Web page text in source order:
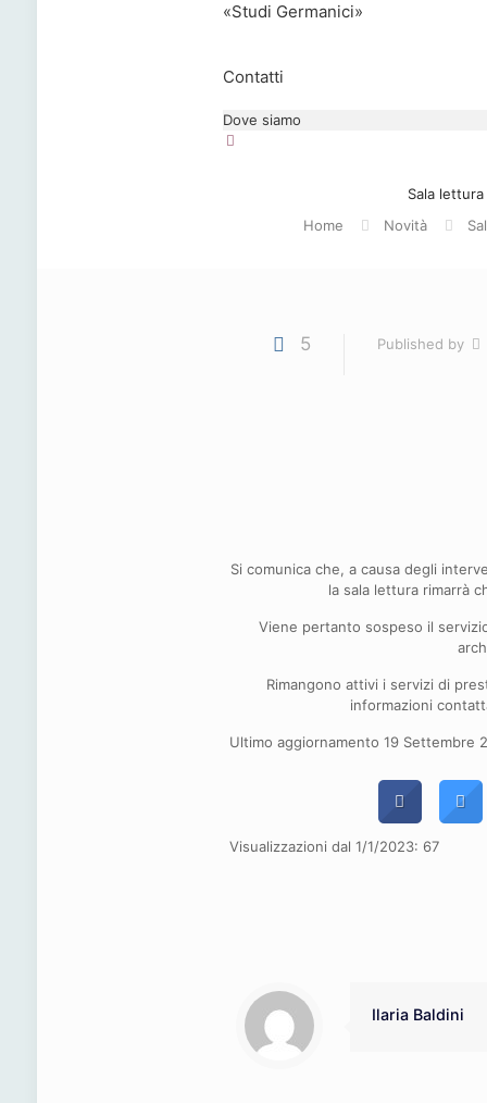
«Studi Germanici»
Contatti
Dove siamo
Sala
Home
Novità
5 Published by
Si comunica che, a causa degli
la sala lettura rimarrà
Viene pertanto sospeso il
Rimangono attivi i servizi di
informazioni
Ultimo aggiornamento 19 Settembre
Visualizzazioni dal 1/1/2023: 67
Ilaria Baldini